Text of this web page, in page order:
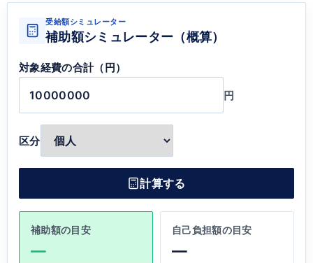
受給額シミュレーター
補助額シミュレーター（概算）
対象経費の合計（円）
円
区分
計算する
補助額の目安
—
自己負担額の目安
—